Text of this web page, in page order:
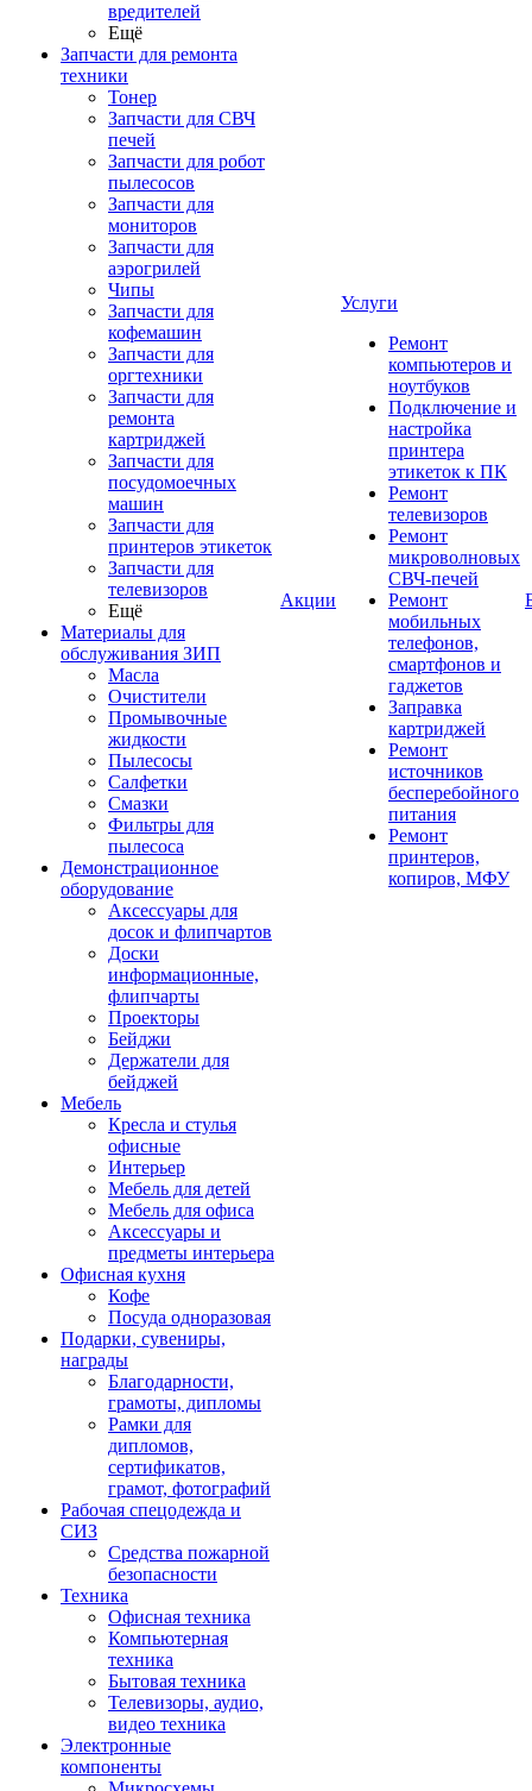
вредителей
Ещё
Запчасти для ремонта
техники
Тонер
Запчасти для СВЧ
печей
Запчасти для робот
пылесосов
Запчасти для
мониторов
Запчасти для
аэрогрилей
Чипы
Запчасти для
кофемашин
Запчасти для
оргтехники
Запчасти для
ремонта
картриджей
Запчасти для
посудомоечных
машин
Запчасти для
принтеров этикеток
Запчасти для
телевизоров
Ещё
Материалы для
обслуживания ЗИП
Масла
Очистители
Промывочные
жидкости
Пылесосы
Салфетки
Смазки
Фильтры для
пылесоса
Демонстрационное
оборудование
Аксессуары для
досок и флипчартов
Доски
информационные,
флипчарты
Проекторы
Бейджи
Держатели для
бейджей
Мебель
Кресла и стулья
офисные
Интерьер
Мебель для детей
Мебель для офиса
Аксессуары и
предметы интерьера
Офисная кухня
Кофе
Посуда одноразовая
Подарки, сувениры,
награды
Благодарности,
грамоты, дипломы
Рамки для
дипломов,
сертификатов,
грамот, фотографий
Рабочая спецодежда и
СИЗ
Средства пожарной
безопасности
Техника
Офисная техника
Компьютерная
техника
Бытовая техника
Телевизоры, аудио,
видео техника
Электронные
компоненты
Акции
Услуги
Ремонт
компьютеров и
ноутбуков
Подключение и
настройка
принтера
этикеток к ПК
Ремонт
телевизоров
Ремонт
микроволновых
СВЧ-печей
Ремонт
мобильных
телефонов,
смартфонов и
гаджетов
Заправка
картриджей
Ремонт
источников
бесперебойного
питания
Ремонт
принтеров,
копиров, МФУ